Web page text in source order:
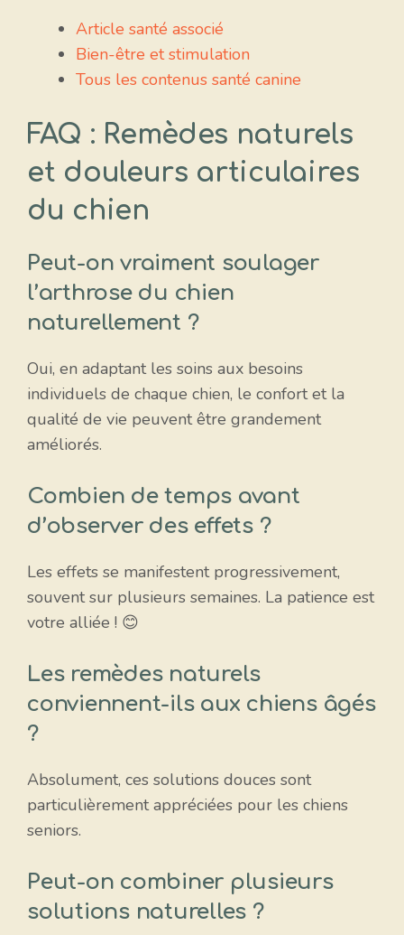
Article santé associé
Bien-être et stimulation
Tous les contenus santé canine
FAQ : Remèdes naturels
et douleurs articulaires
du chien
Peut-on vraiment soulager
l’arthrose du chien
naturellement ?
Oui, en adaptant les soins aux besoins
individuels de chaque chien, le confort et la
qualité de vie peuvent être grandement
améliorés.
Combien de temps avant
d’observer des effets ?
Les effets se manifestent progressivement,
souvent sur plusieurs semaines. La patience est
votre alliée ! 😊
Les remèdes naturels
conviennent-ils aux chiens âgés
?
Absolument, ces solutions douces sont
particulièrement appréciées pour les chiens
seniors.
Peut-on combiner plusieurs
solutions naturelles ?